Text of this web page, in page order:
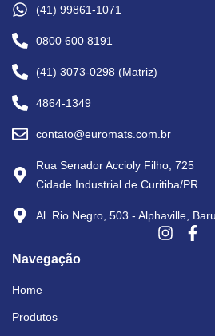
(41) 99861-1071
0800 600 8191
(41) 3073-0298 (Matriz)
4864-1349
contato@euromats.com.br
Rua Senador Accioly Filho, 725
Cidade Industrial de Curitiba/PR
Al. Rio Negro, 503 - Alphaville,
Navegação
Home
Produtos